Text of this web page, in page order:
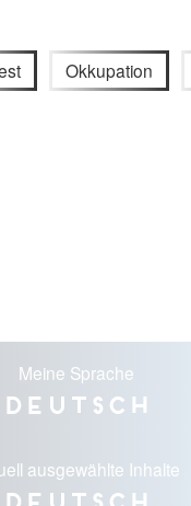
Okkupation
Meine Sprache
Deutsch
ausgewählte Inhalte
Deutsch